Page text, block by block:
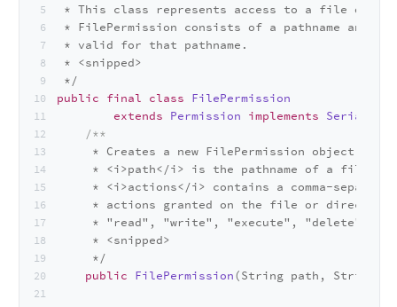
* This class represents access to a file or
* FilePermission consists of a pathname and a
* valid for that pathname.
* <snipped>
*/
public final class FilePermission
extends Permission implements
/**
* Creates a new FilePermission object with
* <i>path</i> is the pathname of a file or
* <i>actions</i> contains a comma-
* actions granted on the file or
* "read", "write", "execute", "delete",
     * <snipped>
     */
public FilePermission(String path, String